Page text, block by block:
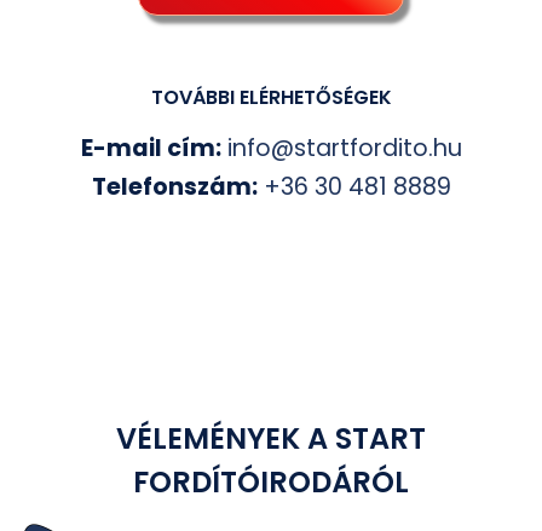
TOVÁBBI ELÉRHETŐSÉGEK
E-mail cím: info@startfordito.hu
Telefonszám: +36 30 481 8889
VÉLEMÉNYEK A START
FORDÍTÓIRODÁRÓL